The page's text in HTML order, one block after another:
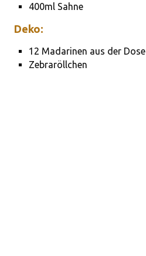
400ml Sahne
Deko:
12 Madarinen aus der Dose
Zebraröllchen